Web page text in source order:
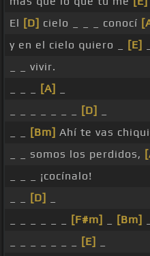
El [D] cielo _ _ _ conocí
y en el cielo quiero _
[E]
_ _ vivir.
[A]
[D]
[Bm] Ahí te vas
_ _ somos los perdidos,
_ _ _ ¡cocínalo!
[D]
[F#m] [Bm]
[E]